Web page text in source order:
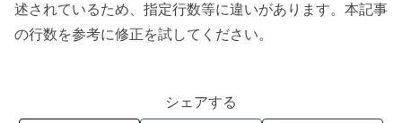
述されているため、指定行数等に違いがあります。本記事
の行数を参考に修正を試してください。
シェアする